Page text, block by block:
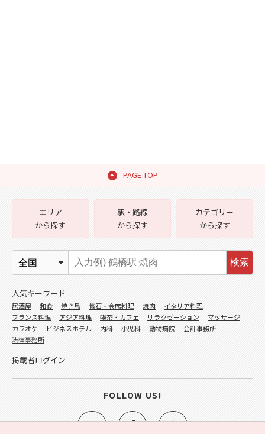
PAGE TOP
エリア
から探す
駅・路線
から探す
カテゴリー
から探す
検索
人気キーワード
居酒屋 和食 焼き鳥 懐石・会席料理 焼肉
イタリア料理
フランス料理
アジア料理 喫茶・カフェ リラクゼーション
マッサージ
カラオケ
ビジネスホテル 内科 小児科 動物病院
会計事務所
法律事務所
掲載者ログイン
FOLLOW US!